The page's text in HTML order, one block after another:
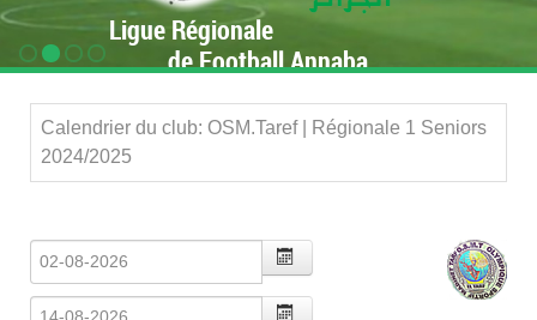
Ligue Régionale
de Football Annaba
Calendrier du club: OSM.Taref | Régionale 1 Seniors
2024/2025